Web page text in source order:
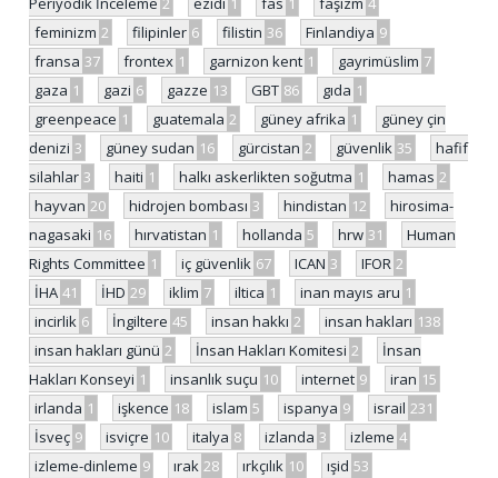
feminizm 2 filipinler 6 filistin 36 Finlandiya 9
fransa 37 frontex 1 garnizon kent 1 gayrimüslim 7
gaza 1 gazi 6 gazze 13 GBT 86 gıda 1
greenpeace 1 guatemala 2 güney afrika 1
güney çin
denizi 3 güney sudan 16 gürcistan 2 güvenlik 35
hafif
silahlar 3 haiti 1 halkı askerlikten soğutma 1 hamas 2
hayvan 20 hidrojen bombası 3 hindistan 12
hirosima-
nagasaki 16 hırvatistan 1 hollanda 5 hrw 31
Human
Rights Committee 1 iç güvenlik 67 ICAN 3 IFOR 2
İHA 41 İHD 29 iklim 7 iltica 1 inan mayıs aru 1
incirlik 6 İngiltere 45 insan hakkı 2 insan hakları 138
insan hakları günü 2 İnsan Hakları Komitesi 2
İnsan
Hakları Konseyi 1 insanlık suçu 10 internet 9 iran 15
irlanda 1 işkence 18 islam 5 ispanya 9 israil 231
İsveç 9 isviçre 10 italya 8 izlanda 3 izleme 4
izleme-dinleme 9 ırak 28 ırkçılık 10 ışid 53